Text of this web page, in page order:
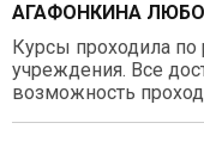
АГАФОНКИНА
Курсы проходила
учреждения. Все
возможность